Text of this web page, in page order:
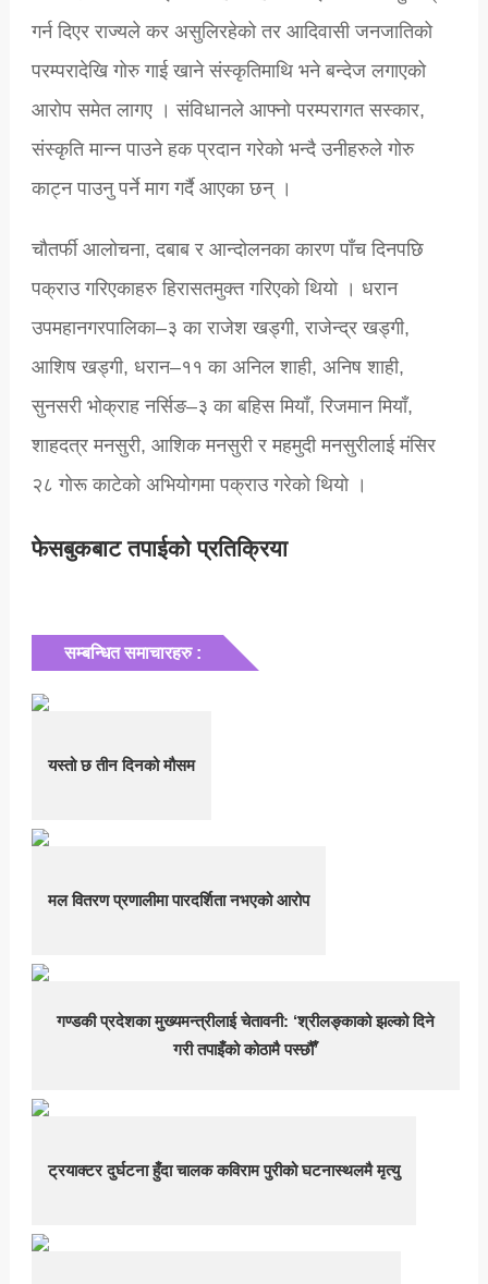
गर्न दिएर राज्यले कर असुलिरहेको तर आदिवासी जनजातिको
परम्परादेखि गोरु गाई खाने संस्कृतिमाथि भने बन्देज लगाएको
आरोप समेत लागए । संविधानले आफ्नो परम्परागत सस्कार,
संस्कृति मान्न पाउने हक प्रदान गरेको भन्दै उनीहरुले गोरु
काट्न पाउनु पर्ने माग गर्दै आएका छन् ।
चौतर्फी आलोचना, दबाब र आन्दोलनका कारण पाँच दिनपछि
पक्राउ गरिएकाहरु हिरासतमुक्त गरिएकाे थियाे । धरान
उपमहानगरपालिका–३ का राजेश खड्गी, राजेन्द्र खड्गी,
आशिष खड्गी, धरान–११ का अनिल शाही, अनिष शाही,
सुनसरी भोक्राह नर्सिङ–३ का बहिस मियाँ, रिजमान मियाँ,
शाहदत्र मनसुरी, आशिक मनसुरी र महमुदी मनसुरीलाई मंसिर
२८ गाेरू काटेकाे अभियाेगमा पक्राउ गरेकाे थियाे ।
फेसबुकबाट तपाईको प्रतिक्रिया
सम्बन्धित समाचारहरु :
यस्तो छ तीन दिनको मौसम
मल वितरण प्रणालीमा पारदर्शिता नभएको आरोप
गण्डकी प्रदेशका मुख्यमन्त्रीलाई चेतावनी: ‘श्रीलङ्काको झल्को दिने
गरी तपाइँको कोठामै पस्छौँ’
ट्रयाक्टर दुर्घटना हुँदा चालक कविराम पुरीको घटनास्थलमै मृत्यु